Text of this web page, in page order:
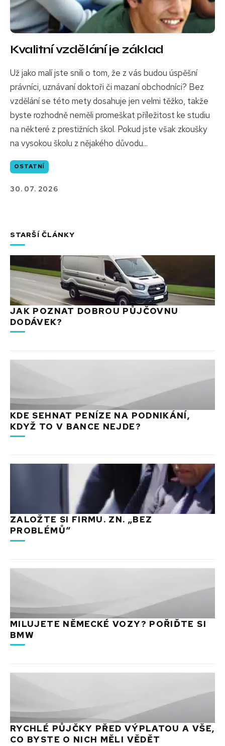
Kvalitní vzdělání je základ
Už jako malí jste snili o tom, že z vás budou úspěšní
právníci, uznávaní doktoři či mazaní obchodníci? Bez
vzdělání se této mety dosahuje jen velmi těžko, takže
byste rozhodně neměli promeškat příležitost ke studiu
na některé z prestižních škol. Pokud jste však zkoušky
na vysokou školu z nějakého důvodu...
OSTATNÍ
30. 07. 2026
STARŠÍ ČLÁNKY
JAK POZNAT DOBROU PŮJČOVNU
DODÁVEK?
KDE SEHNAT PENÍZE NA PODNIKÁNÍ,
KDYŽ TO V BANCE NEJDE?
ZALOŽTE SI FIRMU. ZN. „BEZ
PROBLÉMŮ“
MILUJETE NĚMECKÉ VOZY? POŘIĎTE SI
BMW
RYCHLÉ PŮJČKY PŘED VÝPLATOU A VŠE,
CO BYSTE O NICH MĚLI VĚDĚT